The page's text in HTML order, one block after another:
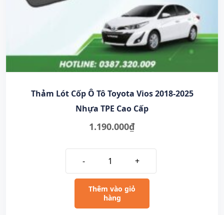
Thảm Lót Cốp Ô Tô Toyota Vios 2018-2025
Nhựa TPE Cao Cấp
1.190.000₫
- +
Thêm vào giỏ
hàng